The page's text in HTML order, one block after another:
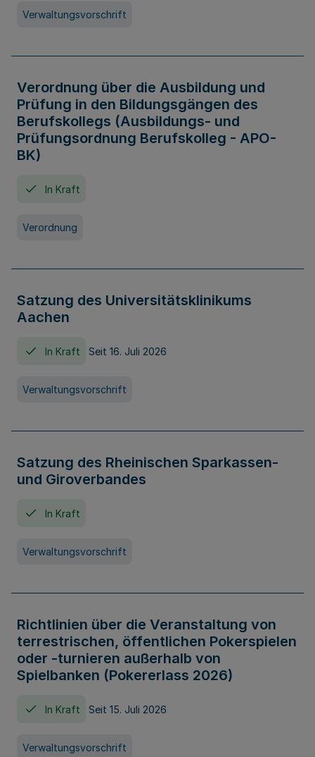
Verwaltungsvorschrift
Verordnung über die Ausbildung und
Prüfung in den Bildungsgängen des
Berufskollegs (Ausbildungs- und
Prüfungsordnung Berufskolleg - APO-
BK)
In Kraft
Verordnung
Satzung des Universitätsklinikums
Aachen
In Kraft Seit 16. Juli 2026
Verwaltungsvorschrift
Satzung des Rheinischen Sparkassen-
und Giroverbandes
In Kraft
Verwaltungsvorschrift
Richtlinien über die Veranstaltung von
terrestrischen, öffentlichen Pokerspielen
oder -turnieren außerhalb von
Spielbanken (Pokererlass 2026)
In Kraft Seit 15. Juli 2026
Verwaltungsvorschrift